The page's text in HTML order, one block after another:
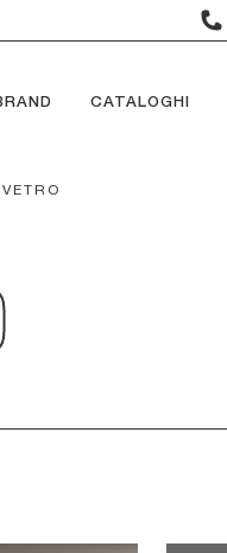
CATALOGHI